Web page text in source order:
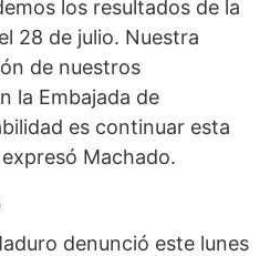
los resultados de la
28 de julio. Nuestra
de nuestros
la Embajada de
es continuar esta
Machado.
denunció este lunes